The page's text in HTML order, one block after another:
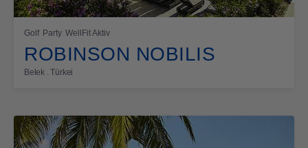
Golf Party WellFit Aktiv
ROBINSON NOBILIS
Belek . Türkei